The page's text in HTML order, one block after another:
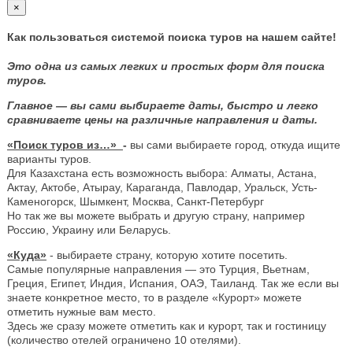
×
Как пользоваться системой поиска туров на нашем сайте!
Это одна из самых легких и простых форм для поиска
туров.
Главное — вы сами выбираете даты, быстро и легко
сравниваете цены на различные направления и даты.
«Поиск туров из…» - вы сами выбираете город, откуда ищите
варианты туров.
Для Казахстана есть возможность выбора: Алматы, Астана,
Актау, Актобе, Атырау, Караганда, Павлодар, Уральск, Усть-
Каменогорск, Шымкент, Москва, Санкт-Петербург
Но так же вы можете выбрать и другую страну, например
Россию, Украину или Беларусь.
«Куда» - выбираете страну, которую хотите посетить.
Самые популярные направления — это Турция, Вьетнам,
Греция, Египет, Индия, Испания, ОАЭ, Таиланд. Так же если вы
знаете конкретное место, то в разделе «Курорт» можете
отметить нужные вам место.
Здесь же сразу можете отметить как и курорт, так и гостиницу
(количество отелей ограничено 10 отелями).